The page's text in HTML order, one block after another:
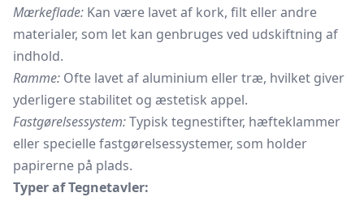
Mærkeflade: Kan være lavet af kork, filt eller andre
materialer, som let kan genbruges ved udskiftning af
indhold.
Ramme: Ofte lavet af aluminium eller træ, hvilket giver
yderligere stabilitet og æstetisk appel.
Fastgørelsessystem:Typisk tegnestifter, hæfteklammer
eller specielle fastgørelsessystemer, som holder
papirerne på plads.
Typer af Tegnetavler: